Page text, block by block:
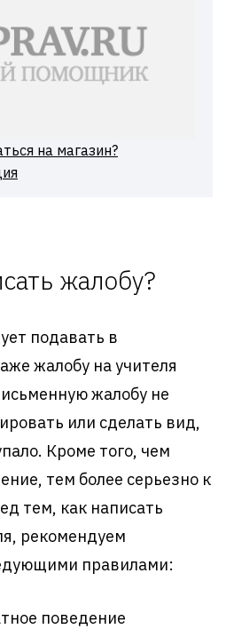
на магазин?
жалобу?
подавать в
жалобу на учителя
жалобу не
или сделать вид,
Кроме того, чем
тем более серьезно к
тем, как написать
рекомендуем
правилами:
поведение